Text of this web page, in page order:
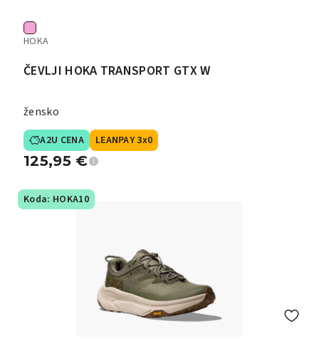
HOKA
ČEVLJI HOKA TRANSPORT GTX W
žensko
A2U CENA LEANPAY 3x0
125,95 €
Koda: HOKA10